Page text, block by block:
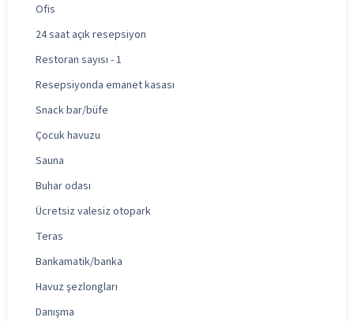
Ofis
24 saat açık resepsiyon
Restoran sayısı - 1
Resepsiyonda emanet kasası
Snack bar/büfe
Çocuk havuzu
Sauna
Buhar odası
Ücretsiz valesiz otopark
Teras
Bankamatik/banka
Havuz şezlongları
Danışma